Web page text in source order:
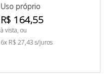
Uso próprio
R$ 164,55
à vista, ou
6x R$ 27,43 s/juros